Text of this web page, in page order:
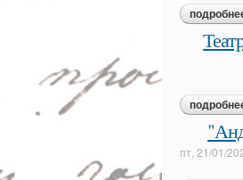
пт, 21/01/